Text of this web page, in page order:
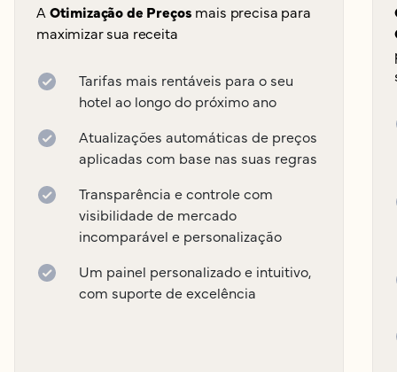
A Otimização de Preços mais precisa para
maximizar sua receita
Tarifas mais rentáveis para o seu
hotel ao longo do próximo ano
Atualizações automáticas de preços
aplicadas com base nas suas regras
Transparência e controle com
visibilidade de mercado
incomparável e personalização
Um painel personalizado e intuitivo,
com suporte de excelência